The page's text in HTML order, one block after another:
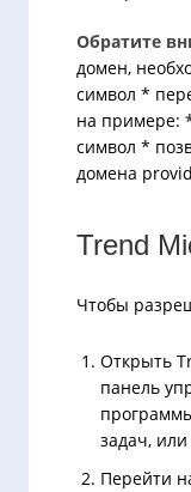
Обратите
домен,
символ *
на примере:
символ *
домена
Trend
Чтобы
Открыть
панель
задач,
Перейти